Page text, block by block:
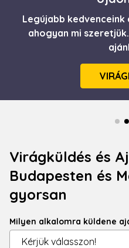
Itt a nyár! Frissesség,
Minőségi, gyors
Legújabb kedvenceink
ahogyan mi
Virágküldés és
Budapesten és
gyorsan
Milyen alkalomra küldene